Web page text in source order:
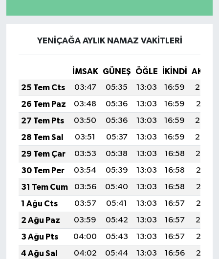
YENİÇAĞA AYLIK NAMAZ VAKITLERI
İMSAK GÜNEŞ ÖĞLE İKINDI
25 Tem Cts
03:47 05:35 13:03 16:59
20:22
26 Tem Paz
03:48 05:36 13:03 16:59
20:21
27 Tem Pts
03:50 05:36 13:03 16:59
20:20
28 Tem Sal
03:51 05:37 13:03 16:59
20:20
29 Tem Çar
03:53 05:38 13:03 16:58
20:19
30 Tem Per
03:54 05:39 13:03 16:58
20:18
31 Tem Cum
03:56 05:40 13:03 16:58
20:17
1 Ağu Cts
03:57 05:41 13:03 16:57
20:15
2 Ağu Paz
03:59 05:42 13:03 16:57
20:14
3 Ağu Pts
04:00 05:43 13:03 16:57
20:13
4 Ağu Sal
04:02 05:44 13:03 16:56
20:12